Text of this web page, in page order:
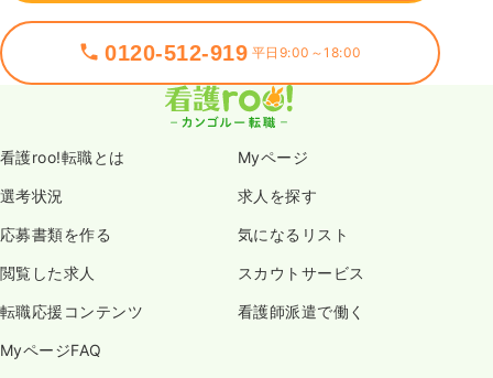
0120-512-919 平日9:00～18:00
看護roo!転職とは Myページ
選考状況 求人を探す
応募書類を作る 気になるリスト
閲覧した求人 スカウトサービス
転職応援コンテンツ 看護師派遣で働く
MyページFAQ